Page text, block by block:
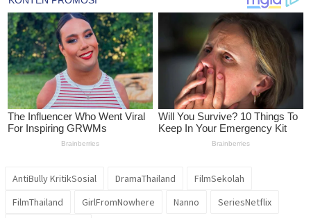
AntiBully KritikSosial DramaThailand
FilmSekolah
FilmThailand
GirlFromNowhere Nanno
SeriesNetflix